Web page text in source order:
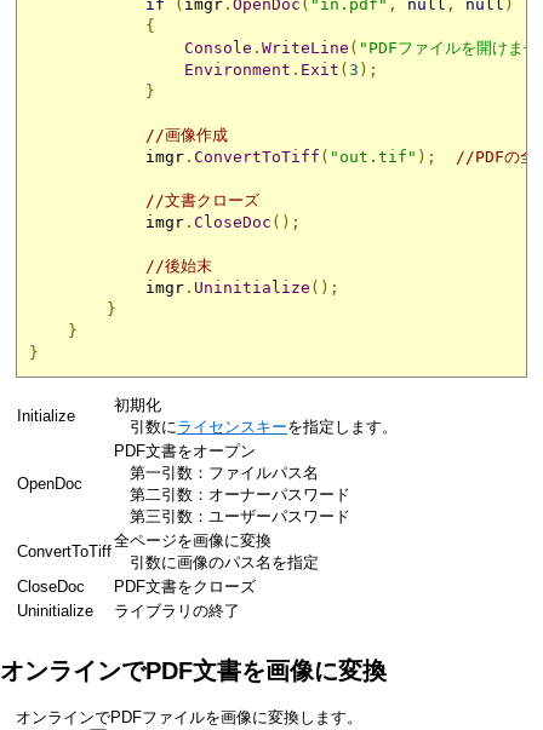
if
( imgr . OpenDoc ( "in.pdf" , null , null )
{
Console . WriteLine ( "PDFファイルを開けま
Environment . Exit ( 3 );
}
//画像作成
            imgr
. ConvertToTiff ( "out.tif" ); //PDFの全
//文書クローズ
            imgr
. CloseDoc ();
//後始末
            imgr
. Uninitialize ();
}
}
}
Initialize
初期化
引数にライセンスキーを指定します。
OpenDoc
PDF文書をオープン
第一引数：ファイルパス名
第二引数：オーナーパスワード
第三引数：ユーザーパスワード
ConvertToTiff
全ページを画像に変換
引数に画像のパス名を指定
CloseDoc
PDF文書をクローズ
Uninitialize
ライブラリの終了
オンラインでPDF文書を画像に変換
オンラインでPDFファイルを画像に変換します。